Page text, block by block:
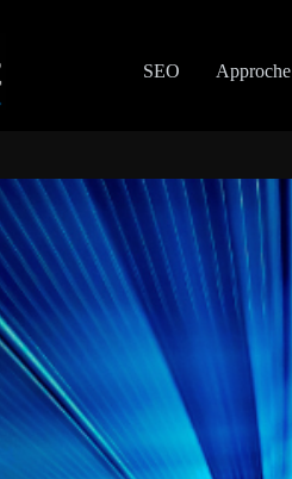
SEO
Approche